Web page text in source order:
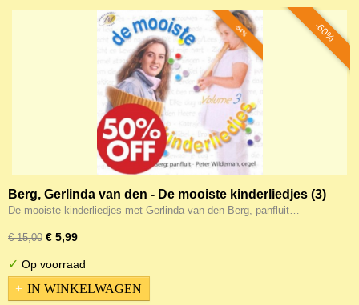
-60%
Berg, Gerlinda van den - De mooiste kinderliedjes (3)
De mooiste kinderliedjes met Gerlinda van den Berg, panfluit…
€ 15,00 € 5,99
✓ Op voorraad
IN WINKELWAGEN